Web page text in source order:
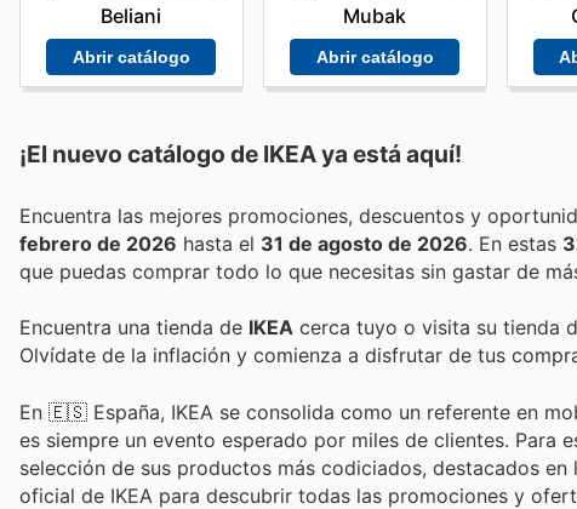
Beliani
Abrir catálogo
Mubak
Abrir catálogo
¡El nuevo catálogo de IKEAya está aquí!
febrero de 2026 hasta el 31 de agosto de 2026 . En estas
que puedas comprar todo lo que necesitas sin gastar de
Encuentra una tienda de IKEA cerca tuyo o visita su tienda
Olvídate de la inflación y comienza a disfrutar de tus
En 🇪🇸 España, IKEA se consolida como un referente en
es siempre un evento esperado por miles de clientes. Para
selección de sus productos más codiciados, destacados
oficial de IKEA para descubrir todas las promociones y